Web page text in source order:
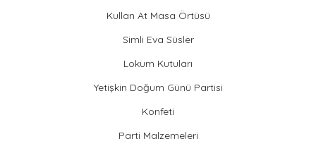
Kullan At Masa Örtüsü
Simli Eva Süsler
Lokum Kutuları
Yetişkin Doğum Günü Partisi
Konfeti
Parti Malzemeleri